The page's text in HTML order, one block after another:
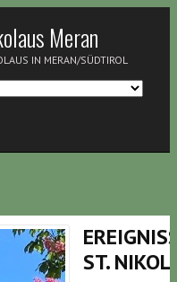
Meran
IN MERAN/SÜDTIROL
ST.